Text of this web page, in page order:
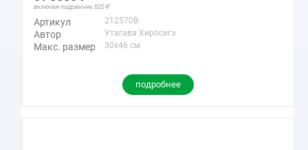
включая подрамник 620
Артикул 212570B
Автор Утагава Хиросигэ
Макс. размер 30x46 см
подробнее